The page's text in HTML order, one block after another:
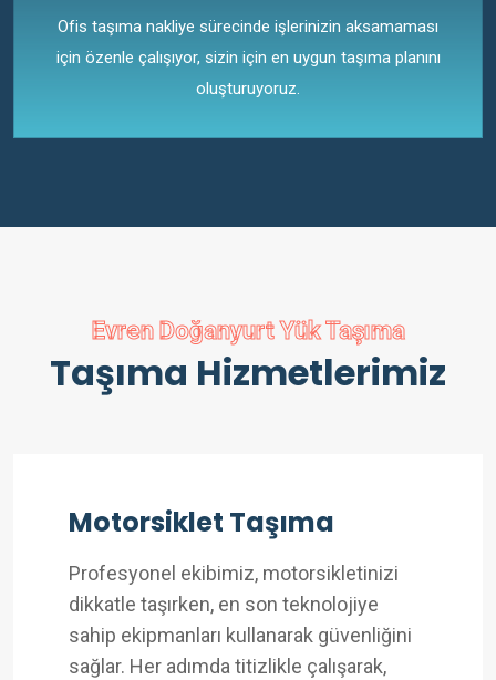
Ofis taşıma nakliye sürecinde işlerinizin aksamaması
için özenle çalışıyor, sizin için en uygun taşıma planını
oluşturuyoruz.
Evren Doğanyurt Yük Taşıma
Taşıma Hizmetlerimiz
Motorsiklet Taşıma
Profesyonel ekibimiz, motorsikletinizi
dikkatle taşırken, en son teknolojiye
sahip ekipmanları kullanarak güvenliğini
sağlar. Her adımda titizlikle çalışarak,